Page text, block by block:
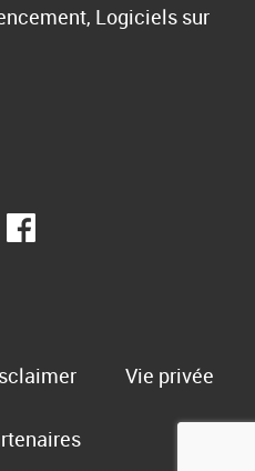
Logiciels sur
Vie privée